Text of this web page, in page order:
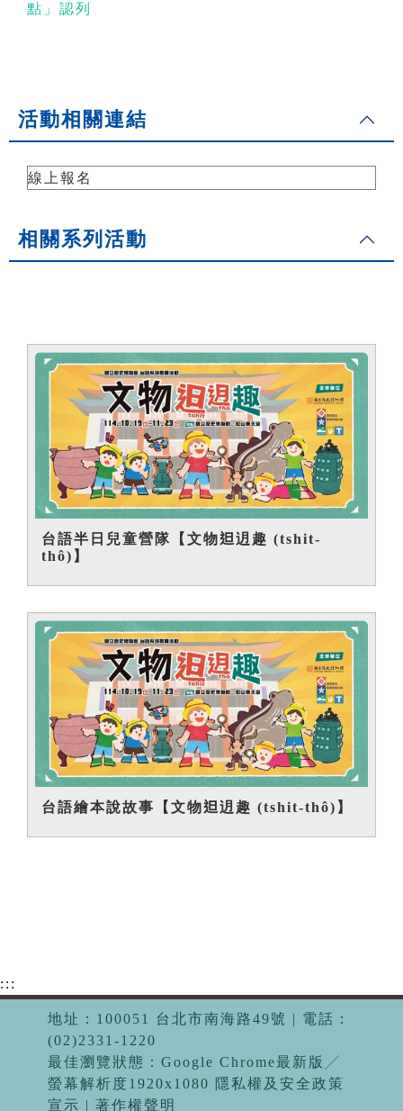
點」認列
活動相關連結
線上報名
相關系列活動
台語半日兒童營隊【文物𨑨迌趣 (tshit-
thô)】
台語繪本說故事【文物𨑨迌趣 (tshit-thô)】
:::
地址：100051 台北市南海路49號 | 電話：
(02)2331-1220
最佳瀏覽狀態：Google Chrome最新版╱
螢幕解析度1920x1080 隱私權及安全政策
宣示 | 著作權聲明